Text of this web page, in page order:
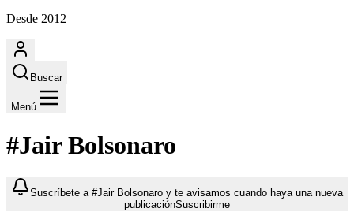
Desde 2012
Buscar
Menú
#Jair Bolsonaro
Suscríbete a #Jair Bolsonaro y te avisamos cuando haya una nueva
publicaciónSuscribirme